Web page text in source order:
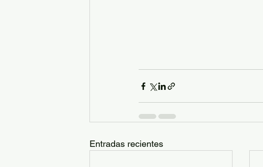
Entradas recientes